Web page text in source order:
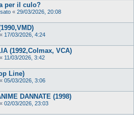
per il culo?
« 29/03/2026, 20:08
« 17/03/2026, 4:24
(1992,Colmax, VCA)
« 11/03/2026, 3:42
Line)
« 05/03/2026, 3:06
DANNATE (1998)
« 02/03/2026, 23:03